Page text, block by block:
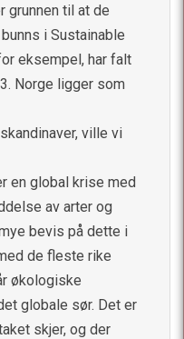
grunnen til at de
i Sustainable
eksempel, har falt
Norge ligger som
ville vi
en global krise med
av arter og
bevis på dette i
de fleste rike
økologiske
globale sør. Det er
skjer, og der